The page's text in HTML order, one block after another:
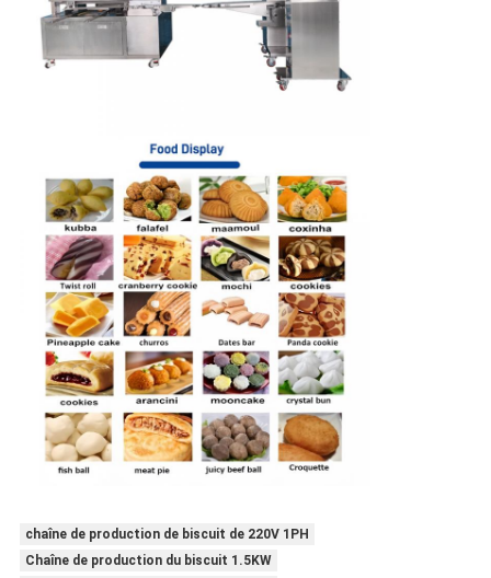
chaîne de production de biscuit de 220V 1PH
Chaîne de production du biscuit 1.5KW